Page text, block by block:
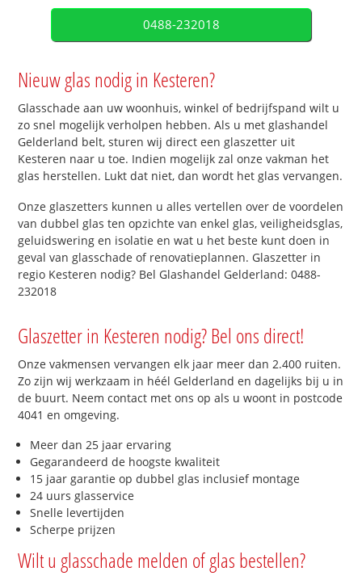
0488-232018
Nieuw glas nodig in Kesteren?
Glasschade aan uw woonhuis, winkel of bedrijfspand wilt u
zo snel mogelijk verholpen hebben. Als u met glashandel
Gelderland belt, sturen wij direct een glaszetter uit
Kesteren naar u toe. Indien mogelijk zal onze vakman het
glas herstellen. Lukt dat niet, dan wordt het glas vervangen.
Onze glaszetters kunnen u alles vertellen over de voordelen
van dubbel glas ten opzichte van enkel glas, veiligheidsglas,
geluidswering en isolatie en wat u het beste kunt doen in
geval van glasschade of renovatieplannen. Glaszetter in
regio Kesteren nodig? Bel Glashandel Gelderland: 0488-
232018
Glaszetter in Kesteren nodig? Bel ons direct!
Onze vakmensen vervangen elk jaar meer dan 2.400 ruiten.
Zo zijn wij werkzaam in héél Gelderland en dagelijks bij u in
de buurt. Neem contact met ons op als u woont in postcode
4041 en omgeving.
Meer dan 25 jaar ervaring
Gegarandeerd de hoogste kwaliteit
15 jaar garantie op dubbel glas inclusief montage
24 uurs glasservice
Snelle levertijden
Scherpe prijzen
Wilt u glasschade melden of glas bestellen?